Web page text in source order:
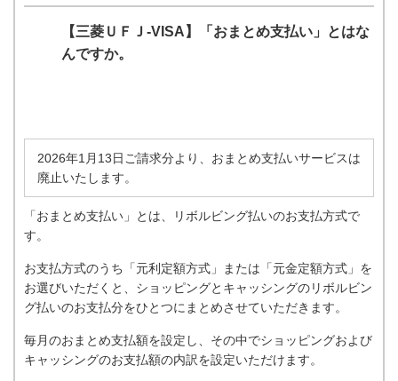
【三菱ＵＦＪ-VISA】「おまとめ支払い」とはな
んですか。
2026年1月13日ご請求分より、おまとめ支払いサービスは
廃止いたします。
「おまとめ支払い」とは、リボルビング払いのお支払方式で
す。
お支払方式のうち「元利定額方式」または「元金定額方式」を
お選びいただくと、ショッピングとキャッシングのリボルビン
グ払いのお支払分をひとつにまとめさせていただきます。
毎月のおまとめ支払額を設定し、その中でショッピングおよび
キャッシングのお支払額の内訳を設定いただけます。